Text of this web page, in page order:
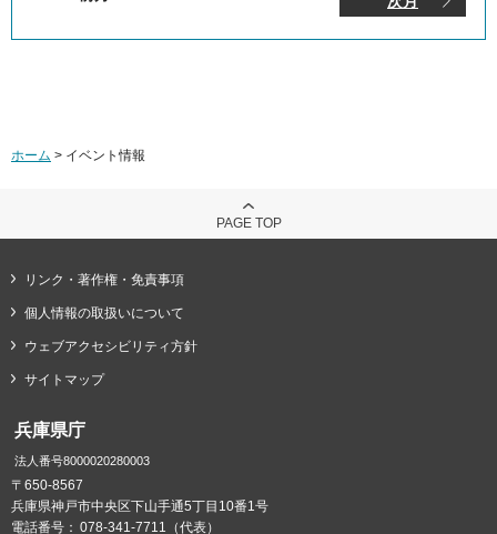
ホーム > イベント情報
PAGE TOP
リンク・著作権・免責事項
個人情報の取扱いについて
ウェブアクセシビリティ方針
サイトマップ
兵庫県庁
法人番号8000020280003
〒650-8567
兵庫県神戸市中央区下山手通5丁目10番1号
電話番号： 078-341-7711（代表）